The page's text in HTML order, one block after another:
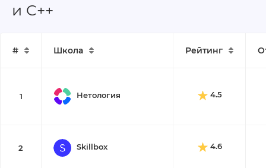
и C++
# Школа Рейтинг
1 Нетология 4.5
2 Skillbox 4.6